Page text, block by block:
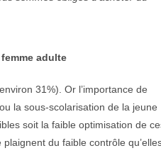
adulte
31%). Or l’importance de
la sous-scolarisation de la jeune
soit la faible optimisation de
du faible contrôle